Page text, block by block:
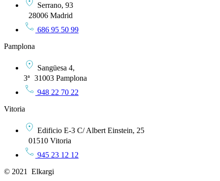
Serrano, 93
28006 Madrid
686 95 50 99
Pamplona
Sangüesa 4,
3ª 31003 Pamplona
948 22 70 22
Vitoria
Edificio E-3 C/ Albert Einstein, 25
01510 Vitoria
945 23 12 12
© 2021 Elkargi